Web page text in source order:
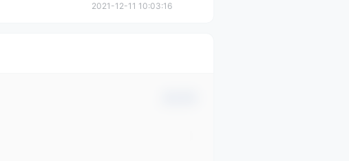
2021-12-11 10:03:16